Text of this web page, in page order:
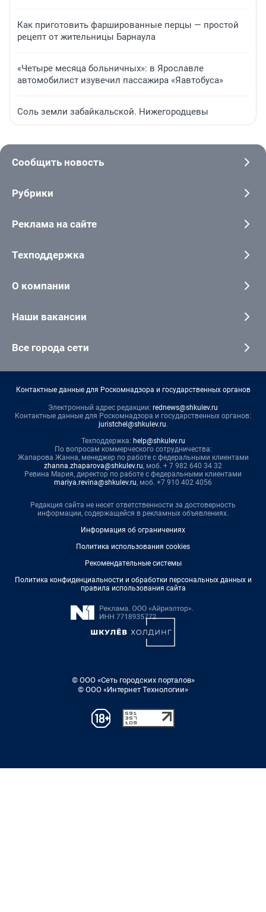
Как приготовить фаршированные перцы — простой
рецепт от жительницы Барнаула
«Четыре месяца больничных»: в Ярославле
автомобилист изувечил пассажира «Яавтобуса»
Соль земли забайкальской. Нижегородцевы
Сообщить новость
Рубрики
Реклама на сайте
Техподдержка
О компании
Наши вакансии
Все города сети
Контактные данные для Роскомнадзора и государственных органов
Электронный адрес редакции: rednews@shkulev.ru
Контактные данные для Роскомнадзора и государственных органов:
juristchel@shkulev.ru.
Техподдержка: help@shkulev.ru
По вопросам коммерческого сотрудничества:
Жапарова Жанна, менеджер по работе с федеральными клиентами
zhanna.zhaparova@shkulev.ru, моб. + 7 982 640 34 32
Ревина Мария, директор по работе с федеральными клиентами
mariya.revina@shkulev.ru, моб. +7 910 402 4056
Редакция сайта не несет ответственности за достоверность
информации, содержащейся в рекламных объявлениях.
Информация об ограничениях
Политика использования cookies
Рекомендательные системы
Политика конфиденциальности и обработки персональных данных и
правила использования сайта
© ООО «Сеть городских порталов»
© ООО «Интернет Технологии»